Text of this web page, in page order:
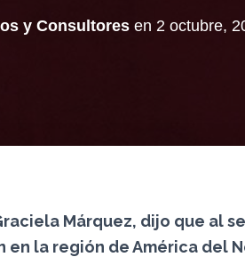
y Consultores en 2 octubre,
Márquez, dijo que al
la región de América del